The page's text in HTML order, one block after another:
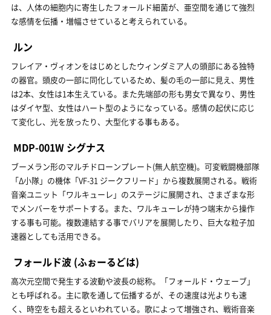
は、人体の細胞内に寄生したフォールド細菌が、亜空間を通じて強烈
な感情を伝播・増幅させていると考えられている。
ルン
フレイア・ヴィオンをはじめとしたウィンダミア人の頭部にある独特
の器官。頭皮の一部に同化しているため、髪の毛の一部に見え、男性
は2本、女性は1本生えている。また先端部の形も男女で異なり、男性
はダイヤ型、女性はハート型のようになっている。感情の起伏に応じ
て変化し、光を放ったり、大型化する事もある。
MDP-001W シグナス
ブーメラン形のマルチドローンプレート(無人航空機)。可変戦闘機部隊
「Δ小隊」の機体「VF-31 ジークフリード」から複数展開される。戦術
音楽ユニット「ワルキューレ」のステージに展開され、さまざまな形
でメンバーをサポートする。また、ワルキューレが持つ端末から操作
する事も可能。複数連結する事でバリアを展開したり、巨大な粒子加
速器としても活用できる。
フォールド波 (ふぉーるどは)
高次元空間で発生する波動や波長の総称。「フォールド・ウェーブ」
とも呼ばれる。主に歌を通して伝播するが、その速度は光よりも速
く、時空をも超えるといわれている。歌によって増強され、戦術音楽